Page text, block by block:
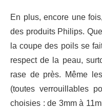
En plus, encore une
des produits Philips.
la coupe des poils se
respect de la peau,
rase de près. Même
(toutes verrouillables
choisies : de 3mm à